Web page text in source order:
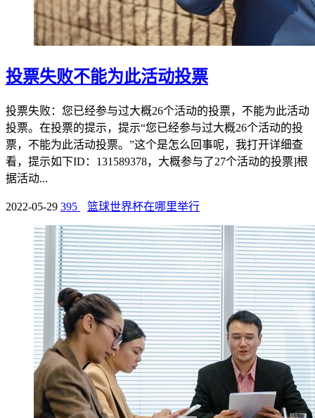
投票失败不能为此活动投票
投票失败：您已经参与过大概26个活动的投票，不能为此活动
投票。在投票的提示，提示“您已经参与过大概26个活动的投
票，不能为此活动投票。”这个是怎么回事呢，我打开详细查
看，提示如下ID：131589378，大概参与了27个活动的投票]根
据活动...
2022-05-29 395 篮球世界杯在哪里举行